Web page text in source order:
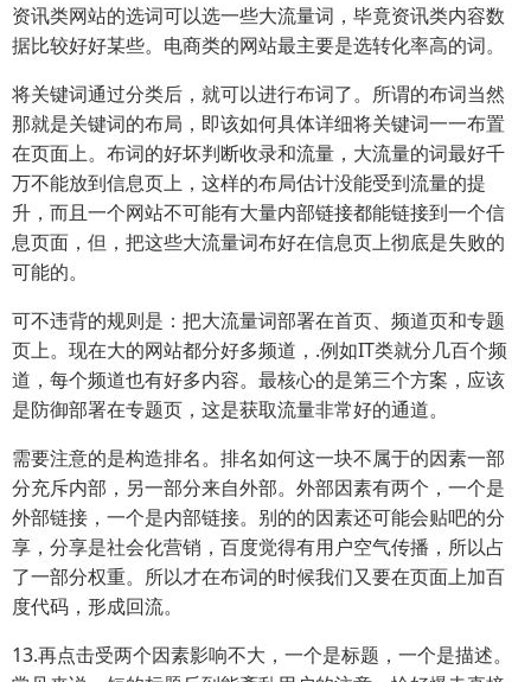
资讯类网站的选词可以选一些大流量词，毕竟资讯类内容数
据比较好好某些。电商类的网站最主要是选转化率高的词。
将关键词通过分类后，就可以进行布词了。所谓的布词当然
那就是关键词的布局，即该如何具体详细将关键词一一布置
在页面上。布词的好坏判断收录和流量，大流量的词最好千
万不能放到信息页上，这样的布局估计没能受到流量的提
升，而且一个网站不可能有大量内部链接都能链接到一个信
息页面，但，把这些大流量词布好在信息页上彻底是失败的
可能的。
可不违背的规则是：把大流量词部署在首页、频道页和专题
页上。现在大的网站都分好多频道，.例如IT类就分几百个频
道，每个频道也有好多内容。最核心的是第三个方案，应该
是防御部署在专题页，这是获取流量非常好的通道。
需要注意的是构造排名。排名如何这一块不属于的因素一部
分充斥内部，另一部分来自外部。外部因素有两个，一个是
外部链接，一个是内部链接。别的的因素还可能会贴吧的分
享，分享是社会化营销，百度觉得有用户空气传播，所以占
了一部分权重。所以才在布词的时候我们又要在页面上加百
度代码，形成回流。
13.再点击受两个因素影响不大，一个是标题，一个是描述。